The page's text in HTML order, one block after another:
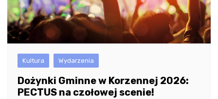
Kultura Wydarzenia
Dożynki Gminne w Korzennej 2026:
PECTUS na czołowej scenie!